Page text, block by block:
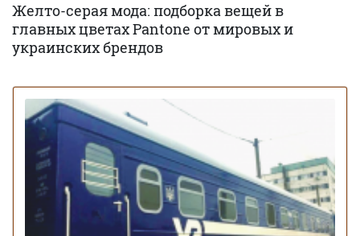
Желто-серая мода: подборка вещей в
главных цветах Pantone от мировых и
украинских брендов